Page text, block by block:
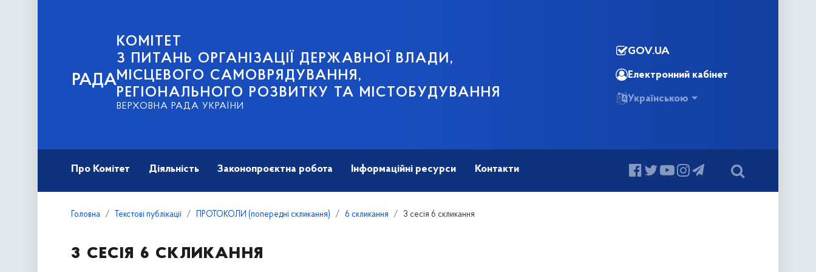
РАДА
КОМІТЕТ
З ПИТАНЬ ОРГАНІЗАЦІЇ ДЕРЖАВНОЇ ВЛАДИ,
МІСЦЕВОГО САМОВРЯДУВАННЯ,
РЕГІОНАЛЬНОГО РОЗВИТКУ ТА МІСТОБУДУВАННЯ
ВЕРХОВНА РАДА УКРАЇНИ
GOV.UA
Електронний кабінет
Українською
Про Комітет Діяльність Законопроєктна робота Інформаційні ресурси Контакти
Головна Текстові публікації ПРОТОКОЛИ (попередні скликання) 6 скликання 3 сесія 6 скликання
3 сесія 6 скликання